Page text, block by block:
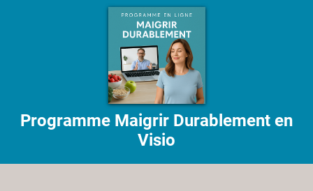
Programme Maigrir Durablement en
Visio